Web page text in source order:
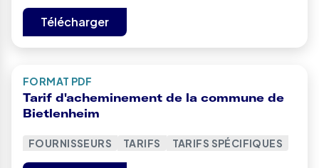
Télécharger
FORMAT PDF
Tarif d'acheminement de la commune de
Bietlenheim
FOURNISSEURS TARIFS TARIFS SPÉCIFIQUES